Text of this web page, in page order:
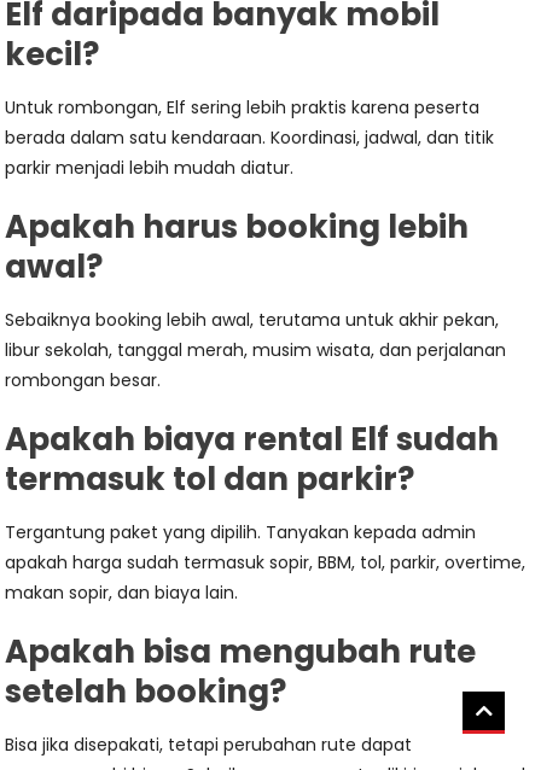
Elf daripada banyak mobil
kecil?
Untuk rombongan, Elf sering lebih praktis karena peserta
berada dalam satu kendaraan. Koordinasi, jadwal, dan titik
parkir menjadi lebih mudah diatur.
Apakah harus booking lebih
awal?
Sebaiknya booking lebih awal, terutama untuk akhir pekan,
libur sekolah, tanggal merah, musim wisata, dan perjalanan
rombongan besar.
Apakah biaya rental Elf sudah
termasuk tol dan parkir?
Tergantung paket yang dipilih. Tanyakan kepada admin
apakah harga sudah termasuk sopir, BBM, tol, parkir, overtime,
makan sopir, dan biaya lain.
Apakah bisa mengubah rute
setelah booking?
Bisa jika disepakati, tetapi perubahan rute dapat